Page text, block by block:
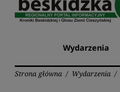
Wydarzenia
Strona główna / Wydarzenia /